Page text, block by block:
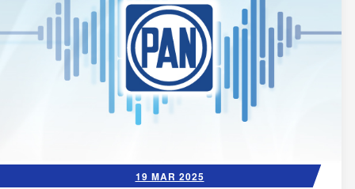
19 MAR 2025